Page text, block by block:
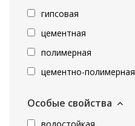
гипсовая
цементная
полимерная
цементно-полимерная
Особые свойства